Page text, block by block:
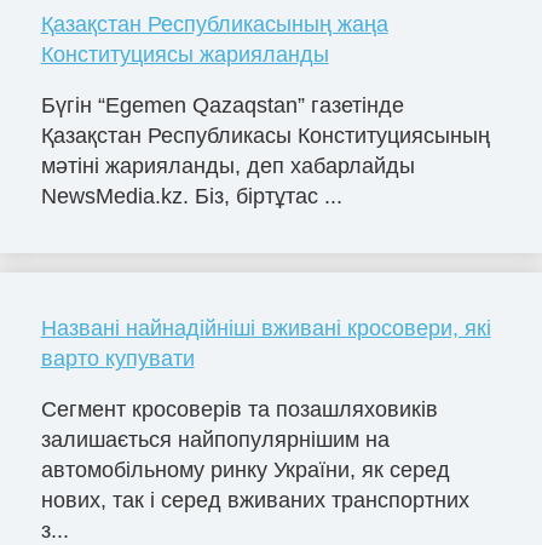
Қазақстан Республикасының жаңа
Конституциясы жарияланды
Бүгін “Egemen Qazaqstan” газетінде
Қазақстан Республикасы Конституциясының
мәтіні жарияланды, деп хабарлайды
NewsMedia.kz. Біз, біртұтас ...
Названі найнадійніші вживані кросовери, які
варто купувати
Сегмент кросоверів та позашляховиків
залишається найпопулярнішим на
автомобільному ринку України, як серед
нових, так і серед вживаних транспортних
з...